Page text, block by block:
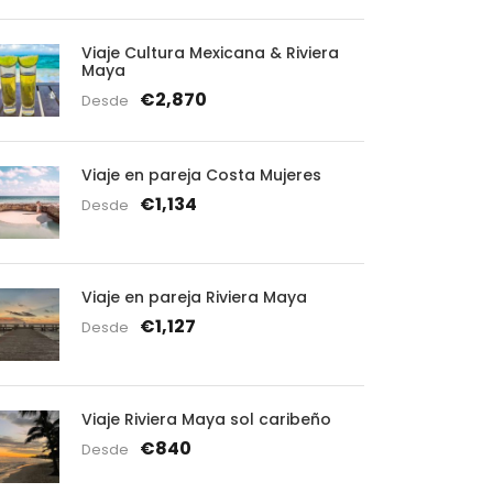
Viaje Cultura Mexicana & Riviera
Maya
Desde €2,870
Viaje en pareja Costa Mujeres
Desde €1,134
Viaje en pareja Riviera Maya
Desde €1,127
Viaje Riviera Maya sol caribeño
Desde €840